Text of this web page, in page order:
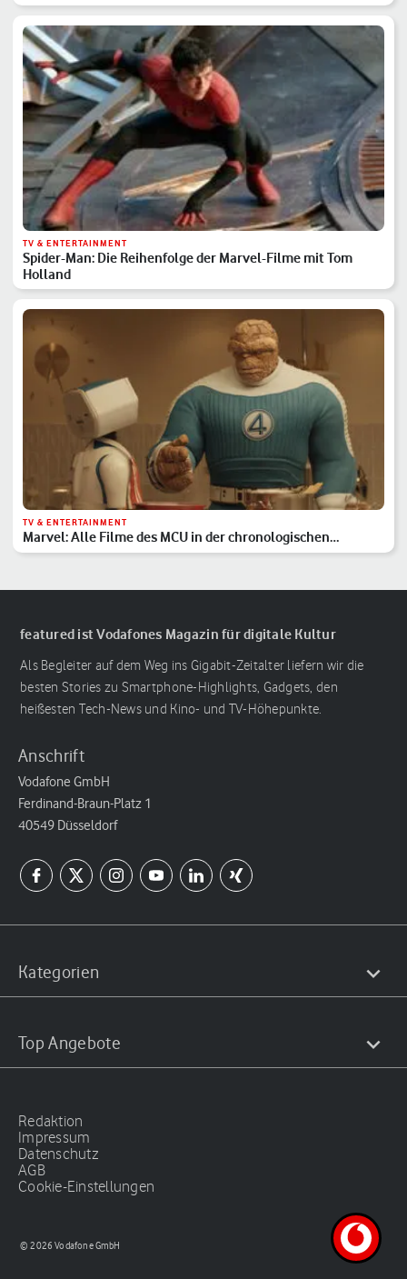
TV & ENTERTAINMENT
Spider-Man: Die Reihenfolge der Marvel-Filme mit Tom
Holland
TV & ENTERTAINMENT
Marvel: Alle Filme des MCU in der chronologischen
Reihenfolge
featured ist Vodafones Magazin für digitale Kultur
Als Begleiter auf dem Weg ins Gigabit-Zeitalter liefern wir die
besten Stories zu Smartphone-Highlights, Gadgets, den
heißesten Tech-News und Kino- und TV-Höhepunkte.
Anschrift
Vodafone GmbH
Ferdinand-Braun-Platz 1
40549 Düsseldorf
Kategorien
Top Angebote
Redaktion
Impressum
Datenschutz
AGB
Cookie-Einstellungen
© 2026 Vodafone GmbH